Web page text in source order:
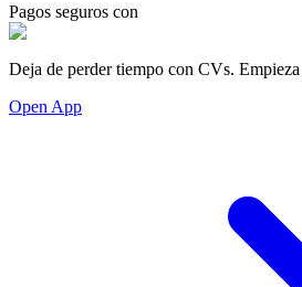
Pagos seguros con
Deja de perder tiempo con CVs. Empieza
Open App